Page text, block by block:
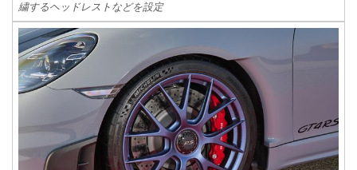
繍するヘッドレストなどを設定